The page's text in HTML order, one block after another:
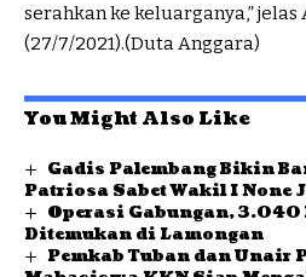
serahkan ke keluarganya,” jelas
(27/7/2021).(Duta Anggara)
You Might Also Like
Gadis Palembang Bikin
Patriosa Sabet Wakil I None
Operasi Gabungan, 3.040
Ditemukan di Lamongan
Pemkab Tuban dan Unair